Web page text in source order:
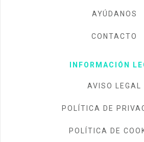
AYÚDANOS
CONTACTO
INFORMACIÓN
AVISO LEGAL
POLÍTICA DE
POLÍTICA DE